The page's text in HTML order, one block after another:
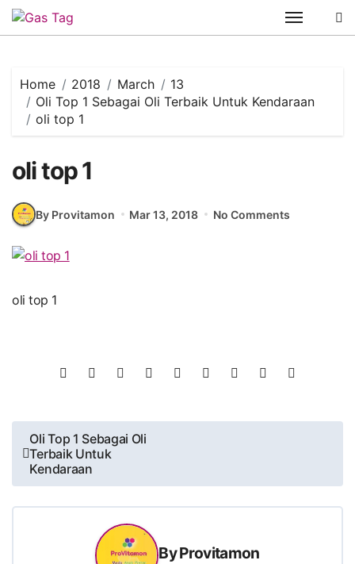
Skip
Home 2018 March
13
Oli Top 1 Sebagai Oli Terbaik Untuk Kendaraan
oli top 1
oli top 1
By Provitamon Mar 13, 2018 No Comments
oli top 1
Post
navigation
Oli Top 1 Sebagai Oli
Terbaik Untuk
Kendaraan
ByProvitamon